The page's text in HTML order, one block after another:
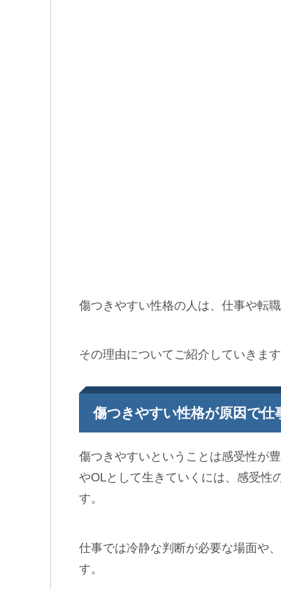
傷つきやすい性格の人は、仕事や転
その理由についてご紹介していきます
傷つきやすい性格が原因で仕
傷つきやすいということは感受性が
やOLとして生きていくには、感受性
す。
仕事では冷静な判断が必要な場面や
す。